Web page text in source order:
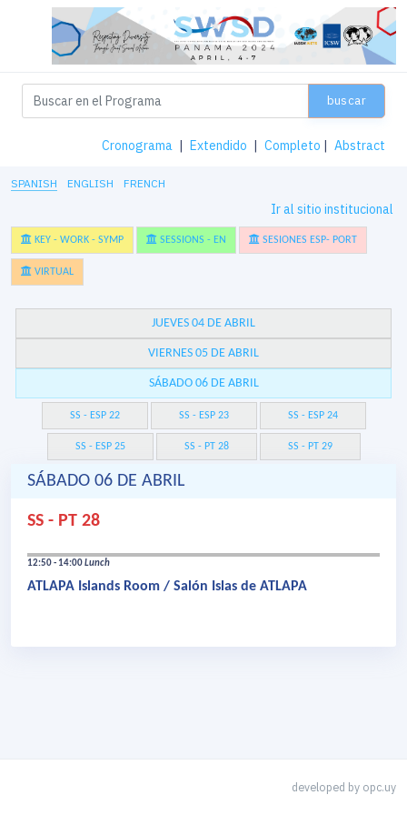
buscar
Cronograma | Extendido | Completo | Abstract
SPANISH ENGLISH FRENCH
Ir al sitio institucional
KEY - WORK - SYMP SESSIONS - EN SESIONES ESP- PORT
VIRTUAL
JUEVES 04 DE ABRIL
VIERNES 05 DE ABRIL
SÁBADO 06 DE ABRIL
SS - ESP 22 SS - ESP 23 SS - ESP 24
SS - ESP 25 SS - PT 28 SS - PT 29
SÁBADO 06 DE ABRIL
SS - PT 28
12:50 - 14:00Lunch
ATLAPA Islands Room / Salón Islas de ATLAPA
developed by opc.uy